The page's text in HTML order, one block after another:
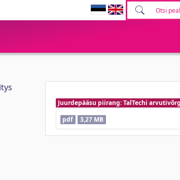
Juurdepääsu piirang: TalTechi
pdf
3,27 MB